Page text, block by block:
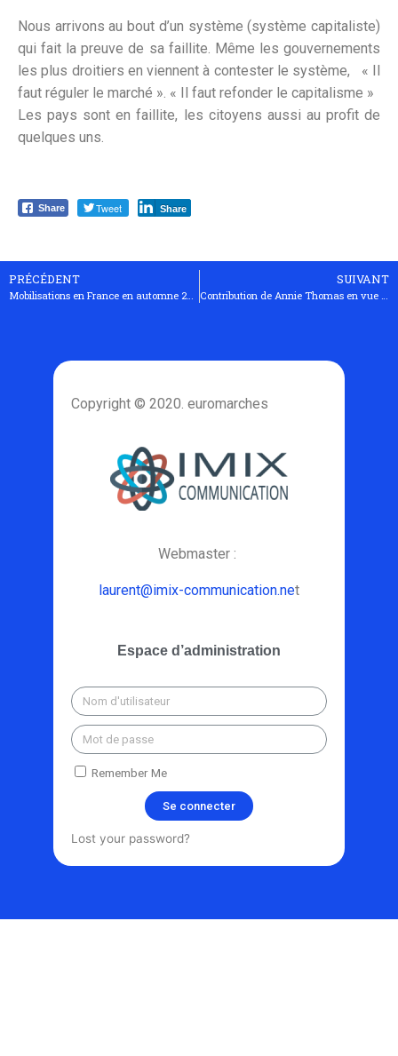
Nous arrivons au bout d’un système (système capitaliste)
qui fait la preuve de sa faillite. Même les gouvernements
les plus droitiers en viennent à contester le système, « Il
faut réguler le marché ». « Il faut refonder le capitalisme »
Les pays sont en faillite, les citoyens aussi au profit de
quelques uns.
Share Tweet Share
PRÉCÉDENT
Mobilisations en France en automne 2009
SUIVANT
Contribution de Annie Thomas en vue de la conférence européenne du 3 et 4 novembre
Copyright © 2020. euromarches
Webmaster :
laurent@imix-communication.net
Espace d’administration
Remember Me
Se connecter
Lost your password?